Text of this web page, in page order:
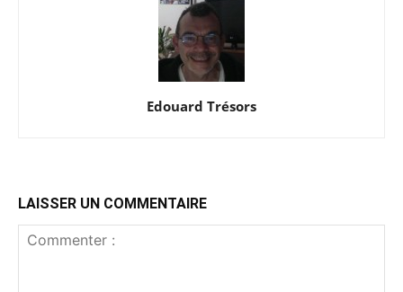
Edouard Trésors
LAISSER UN COMMENTAIRE